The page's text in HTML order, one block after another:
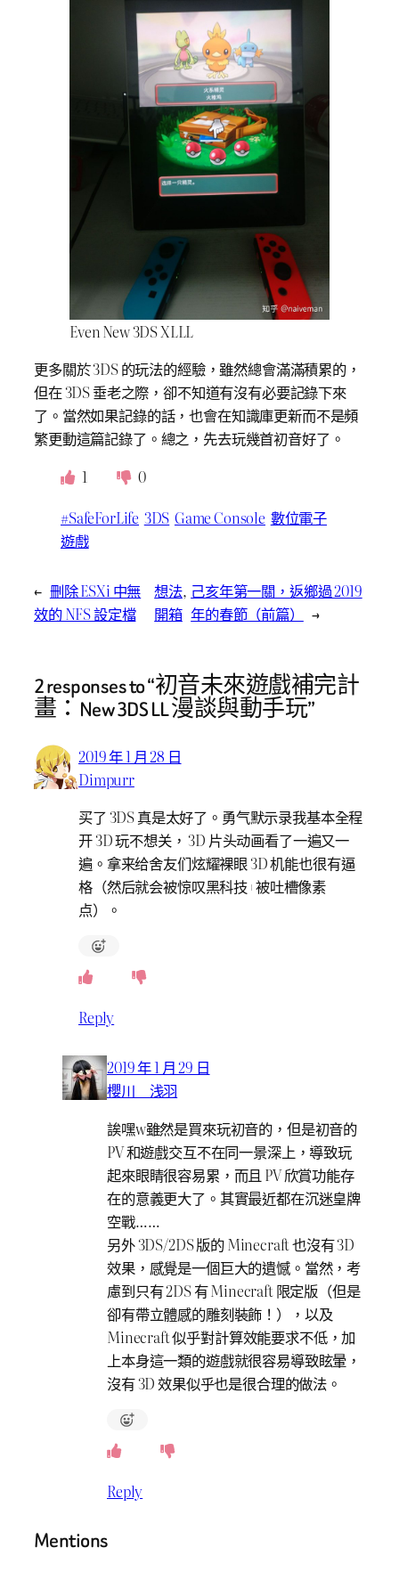
Even New 3DS XLLL
更多關於 3DS 的玩法的經驗，雖然總會滿滿積累的，
但在 3DS 垂老之際，卻不知道有沒有必要記錄下來
了。當然如果記錄的話，也會在知識庫更新而不是頻
繁更動這篇記錄了。總之，先去玩幾首初音好了。
1
0
#SafeForLife 3DS Game Console 數位電子
遊戲
← 刪除 ESXi 中無
效的 NFS 設定檔
想法
開箱
己亥年第一關，返鄉過 2019
年的春節（前篇）
→
2 responses to “初音未來遊戲補完計
畫：New 3DS LL 漫談與動手玩”
2019 年 1 月 28 日
Dimpurr
买了 3DS 真是太好了。勇气默示录我基本全程
开 3D 玩不想关， 3D 片头动画看了一遍又一
遍。拿来给舍友们炫耀裸眼 3D 机能也很有逼
格（然后就会被惊叹黑科技+被吐槽像素
点）。
Reply
2019 年 1 月 29 日
櫻川 浅羽
誒嘿w雖然是買來玩初音的，但是初音的
PV 和遊戲交互不在同一景深上，導致玩
起來眼睛很容易累，而且 PV 欣賞功能存
在的意義更大了。其實最近都在沉迷皇牌
空戰……
另外 3DS/2DS 版的 Minecraft 也沒有 3D
效果，感覺是一個巨大的遺憾。當然，考
慮到只有 2DS 有 Minecraft 限定版（但是
卻有帶立體感的雕刻裝飾！），以及
Minecraft 似乎對計算效能要求不低，加
上本身這一類的遊戲就很容易導致眩暈，
沒有 3D 效果似乎也是很合理的做法。
Reply
Mentions